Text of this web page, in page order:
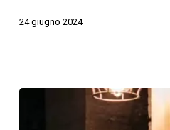
24 giugno 2024